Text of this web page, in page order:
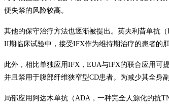
便失禁的风险较高。
其他的保守治疗方法也逐渐被提出。英夫利昔单抗（
II期临床试验中，接受IFX作为维持期治疗的患者的
此外，相比单独应用IFX ， EUA与IFX的联合应用可
并且禁用于腹部纤维狭窄型CD患者。为减少其全身
局部应用阿达木单抗（ ADA ，一种完全人源化的抗